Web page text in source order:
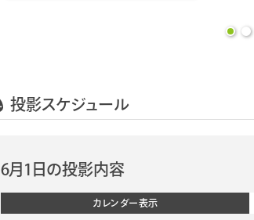
投影スケジュール
6月1日の投影内容
カレンダー表示